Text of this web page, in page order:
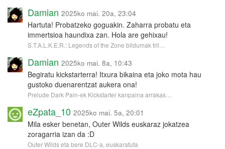
Damian 2025ko mai. 20a, 23:04
Hartuta! Probatzeko goguakin. Zaharra probatu eta
immertsioa haundixa zan. Hola are gehixau!
S.T.A.L.K.E.R.: Legends of the Zone bildumak tril…
Damian 2025ko mai. 8a, 10:43
Begiratu kickstarterra! Itxura bikaina eta joko mota hau
gustoko duenarentzat aukera ona!
Prelude Dark Pain-ek Kickstarter kanpaina arrakas…
eZpata_10 2025ko mai. 5a, 20:01
Mila esker benetan, Outer Wilds euskaraz jokatzea
zoragarria izan da :D
Outer Wilds eta bere DLC-a, euskaratuta